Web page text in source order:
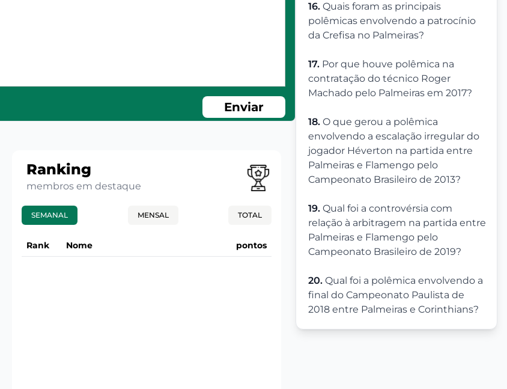
16. Quais foram as principais
polêmicas envolvendo a patrocínio
da Crefisa no Palmeiras?
17. Por que houve polêmica na
contratação do técnico Roger
Machado pelo Palmeiras em 2017?
18. O que gerou a polêmica
envolvendo a escalação irregular do
jogador Héverton na partida entre
Palmeiras e Flamengo pelo
Campeonato Brasileiro de 2013?
19. Qual foi a controvérsia com
relação à arbitragem na partida entre
Palmeiras e Flamengo pelo
Campeonato Brasileiro de 2019?
20. Qual foi a polêmica envolvendo a
final do Campeonato Paulista de
2018 entre Palmeiras e Corinthians?
Enviar
Ranking
membros em destaque
SEMANAL MENSAL TOTAL
Rank Nome pontos